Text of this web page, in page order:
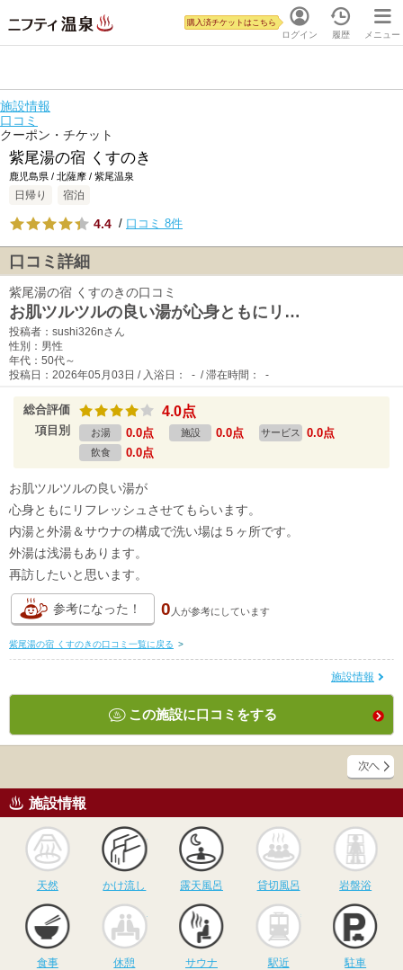
ログイン
購入済チケットはこちら
履歴 メニュー
施設情報
口コミ
クーポン・チケット
紫尾湯の宿 くすのき
鹿児島県 / 北薩摩 / 紫尾温泉
日帰り 宿泊
4.4 / 口コミ 8件
口コミ詳細
紫尾湯の宿 くすのきの口コミ
お肌ツルツルの良い湯が心身ともにリ…
投稿者：sushi326nさん
性別：男性
年代：50代～
投稿日：2026年05月03日 / 入浴日： - / 滞在時間： -
総合評価 4.0点
項目別 お湯 0.0点 施設 0.0点 サービス 0.0点
飲食 0.0点
お肌ツルツルの良い湯が
心身ともにリフレッシュさせてもらいます。
内湯と外湯＆サウナの構成で洗い場は５ヶ所です。
外湯は浅湯もあります。
再訪したいと思います。
参考になった！ 0 人が参考にしています
紫尾湯の宿 くすのきの口コミ一覧に戻る >
施設情報
この施設に口コミをする
施設情報
天然
かけ流し
かけ流し
露天風呂
露天風呂
貸切風呂
貸切風呂 岩盤浴
食事 休憩
サウナ
サウナ 駅近 駐車